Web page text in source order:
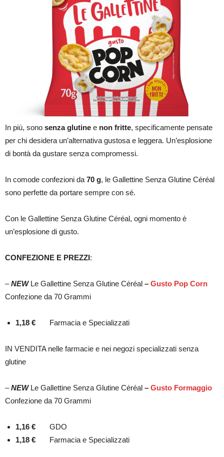
In più, sono senza glutine e non fritte, specificamente pensate
per chi desidera un’alternativa gustosa e leggera. Un’esplosione
di bontà da gustare senza compromessi.
In comode confezioni da 70 g, le Gallettine Senza Glutine Céréal
sono perfette da portare sempre con sé.
Con le Gallettine Senza Glutine Céréal, ogni momento è
un’esplosione di gusto.
CONFEZIONE E PREZZI:
–NEW Le Gallettine Senza Glutine Céréal – Gusto Pop Corn
Confezione da 70 Grammi
1,18 € Farmacia e Specializzati
IN VENDITA nelle farmacie e nei negozi specializzati senza
glutine
–NEW Le Gallettine Senza Glutine Céréal – Gusto Formaggio
Confezione da 70 Grammi
1,16 € GDO
1,18 € Farmacia e Specializzati